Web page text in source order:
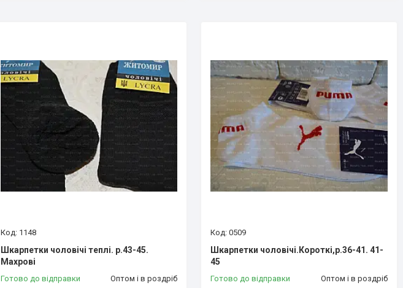
1148
Шкарпетки чоловічі теплі. р.43-45.
Махрові
Готово до відправки Оптом і в роздріб
0509
Шкарпетки чоловічі.Короткі,р.36-41. 41-
45
Готово до відправки Оптом і в роздріб